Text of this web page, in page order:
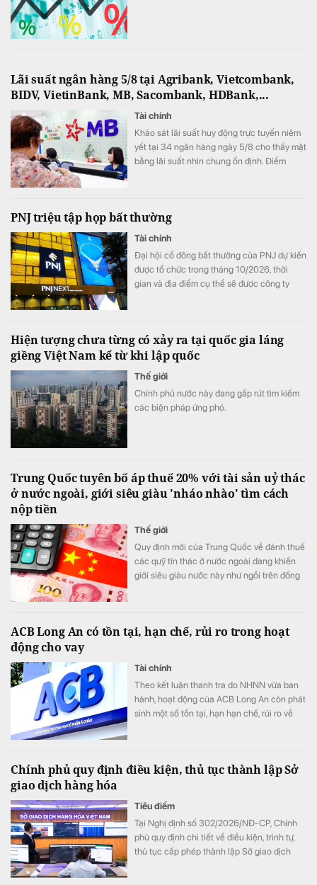
Lãi suất ngân hàng 5/8 tại Agribank, Vietcombank,
BIDV, VietinBank, MB, Sacombank, HDBank,...
Tài chính
Khảo sát lãi suất huy động trực tuyến niêm
yết tại 34 ngân hàng ngày 5/8 cho thấy mặt
bằng lãi suất nhìn chung ổn định. Điểm
mức 7,3%/năm.
PNJ triệu tập họp bất thường
Tài chính
Đại hội cổ đông bất thường của PNJ dự kiến
được tổ chức trong tháng 10/2026, thời
gian và địa điểm cụ thể sẽ được công ty
Hiện tượng chưa từng có xảy ra tại quốc gia láng
giềng Việt Nam kể từ khi lập quốc
Thế giới
Chính phủ nước này đang gấp rút tìm kiếm
các biện pháp ứng phó.
Trung Quốc tuyên bố áp thuế 20% với tài sản uỷ thác
ở nước ngoài, giới siêu giàu 'nháo nhào' tìm cách
nộp tiền
Thế giới
Quy định mới của Trung Quốc về đánh thuế
các quỹ tín thác ở nước ngoài đang khiến
giới siêu giàu nước này như ngồi trên đống
ACB Long An có tồn tại, hạn chế, rủi ro trong hoạt
động cho vay
Tài chính
Theo kết luận thanh tra do NHNN vừa ban
hành, hoạt động của ACB Long An còn phát
sinh một số tồn tại, hạn hạn chế, rủi ro về
động chuyển tiền ra nước ngoài.
Chính phủ quy định điều kiện, thủ tục thành lập Sở
giao dịch hàng hóa
Tiêu điểm
Tại Nghị định số 302/2026/NĐ-CP, Chính
phủ quy định chi tiết về điều kiện, trình tự,
thủ tục cấp phép thành lập Sở giao dịch